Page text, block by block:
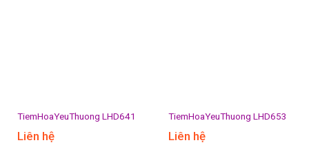
TiemHoaYeuThuong LHD641
Liên hệ
TiemHoaYeuThuong LHD653
Liên hệ